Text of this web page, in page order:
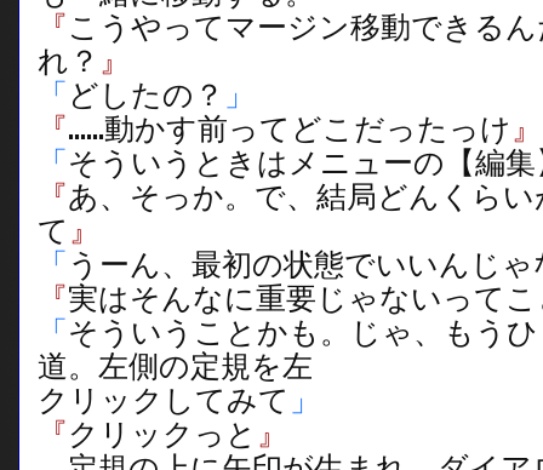
『こうやってマージン移動できる
れ？ 』
「 どしたの？ 」
『……動かす前ってどこだったっけ 』
「そういうときはメニューの【編
『あ、そっか。で、結局どんくら
て 』
「 うーん、最初の状態でいいんじ
『実はそんなに重要じゃないって
「そういうことかも。じゃ、もう
道。左側の定規を左
クリックしてみて 」
『クリックっと 』